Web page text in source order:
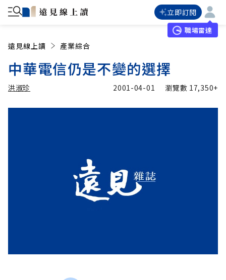
立即訂閱
職場雷達
遠見線上讀 產業綜合
中華電信仍是不變的選擇
洪淑珍 2001-04-01 瀏覽數 17,350+